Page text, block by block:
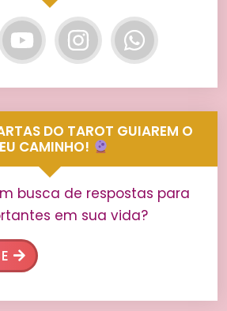
DO TAROT GUIAREM O
CAMINHO!
busca de respostas para
em sua vida?